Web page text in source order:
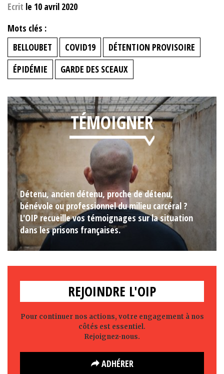
Ecrit le 10 avril 2020
Mots clés :
BELLOUBET
COVID19
DÉTENTION PROVISOIRE
ÉPIDÉMIE
GARDE DES SCEAUX
TÉMOIGNER
Détenu, ancien détenu, proche de détenu,
bénévole ou professionnel du milieu carcéral ?
L'OIP recueille vos témoignages sur la situation
dans les prisons françaises.
REJOINDRE L'OIP
Pour continuer nos actions, votre engagement à nos
côtés est essentiel.
Rejoignez-nous.
ADHÉRER